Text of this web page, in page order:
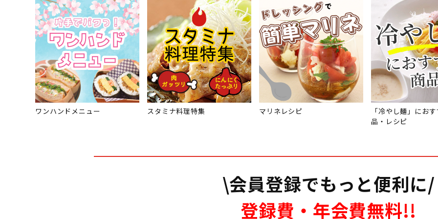
ワンハンドメニュー スタミナ料理特集 マリネレシピ
「冷やし麺」にお
品・レシピ
\会員登録でもっと便利に/
登録費・年会費無料!!